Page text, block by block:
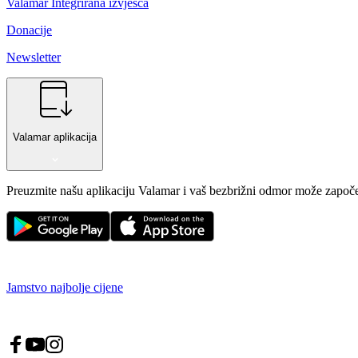
Donacije
Newsletter
Valamar aplikacija
Preuzmite našu aplikaciju Valamar i vaš bezbrižni odmor može
Jamstvo najbolje cijene